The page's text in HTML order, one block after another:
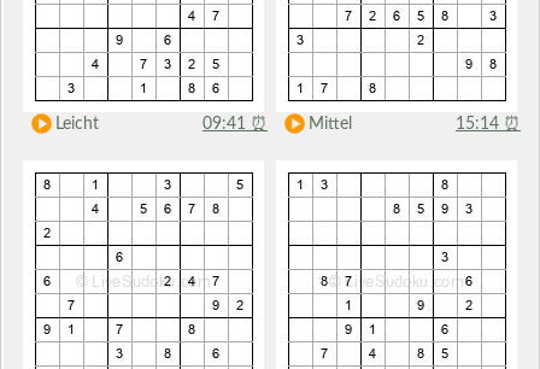
Leicht 09:41 ⏰ Mittel 15:14 ⏰